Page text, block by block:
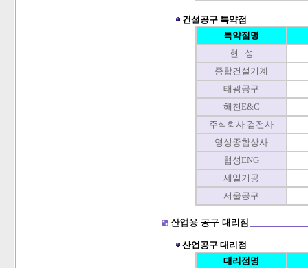
건설공구 특약점
특약점명
현 성
종합건설기계
태광공구
해천E&C
주식회사 검전사
영성종합상사
협성ENG
세일기공
서울공구
산업공구 대리점
대리점명